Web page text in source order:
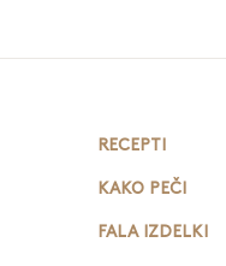
RECEPTI
KAKO PEČI
FALA IZDELKI